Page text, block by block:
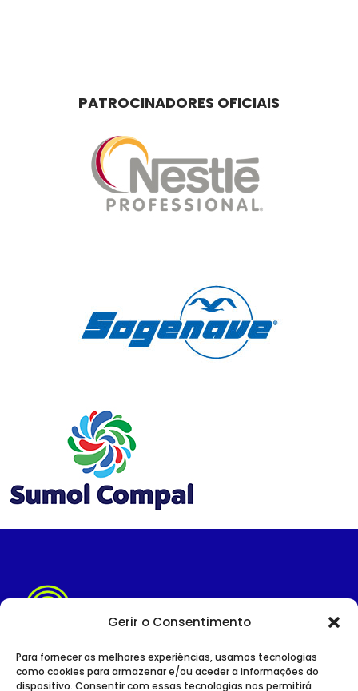
Gerir o Consentimento
Para fornecer as melhores experiências, usamos tecnologias
como cookies para armazenar e/ou aceder a informações do
dispositivo. Consentir com essas tecnologias nos permitirá
PATROCINADORES OFICIAIS